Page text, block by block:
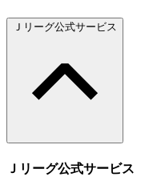
Ｊリーグ公式サービス
Ｊリーグ公式サービス